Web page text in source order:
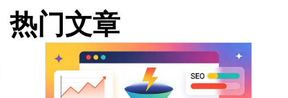
热门文章